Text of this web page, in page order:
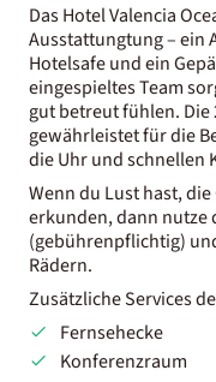
Das Hotel Valencia
Ausstattungtung – ein
Hotelsafe und ein
eingespieltes Team
gut betreut fühlen.
gewährleistet für die
die Uhr und schnellen
Wenn du Lust hast,
erkunden, dann nutze
(gebührenpflichtig)
Rädern.
Zusätzliche Services
Fernsehecke
Konferenzraum